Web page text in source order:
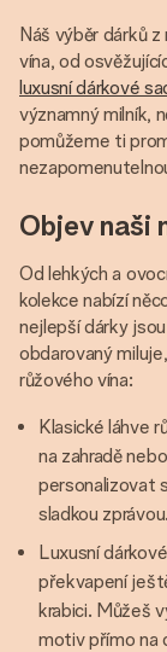
Náš výběr dárků
vína, od
luxusní dárkové
významný milník,
pomůžeme ti
Objev naši
Od lehkých a
kolekce nabízí
nejlepší dárky
obdarovaný
růžového vína:
Klasické láhve
na zahradě
personalizovat
sladkou zprávou.
Luxusní
překvapení
krabici. Můžeš
motiv přímo na